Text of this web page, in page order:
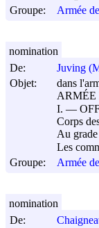
Groupe:
Armée
De:
Juving
Objet:
dans
I. ―
Corps
Au grade
Les
Groupe:
Armée
nomination
De:
nomination